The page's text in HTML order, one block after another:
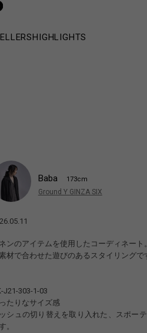
HIGHLIGHTS
Baba 173cm
Ground Y GINZA SIX
ンのアイテムを使用したコーディネート。
材で合わせた遊びのあるスタイリングで
J21-303-1-03
たりなサイズ感
シュの切り替えを取り入れた、スポー
。